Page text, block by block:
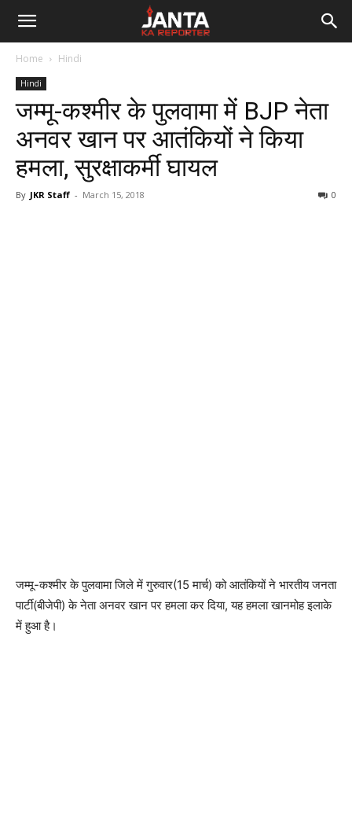
Janta
Reporter
Home Hindi
Hindi
जम्मू-कश्मीर के पुलवामा में BJP नेता
अनवर खान पर आतंकियों ने किया
हमला, सुरक्षाकर्मी घायल
By JKR Staff - March 15, 2018 0
जम्मू-कश्मीर के पुलवामा जिले में गुरुवार(15 मार्च) को आतंकियों ने भारतीय जनता
पार्टी(बीजेपी) के नेता अनवर खान पर हमला कर दिया, यह हमला खानमोह इलाके
में हुआ है।